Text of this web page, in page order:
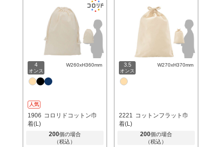
4
オンス
W260xH360mm
人気
1906 コロリドコットン巾
着(L)
200個の場合
（税込）
3.5
オンス
W270xH370mm
2221 コットンフラット巾
着(L)
200個の場合
（税込）